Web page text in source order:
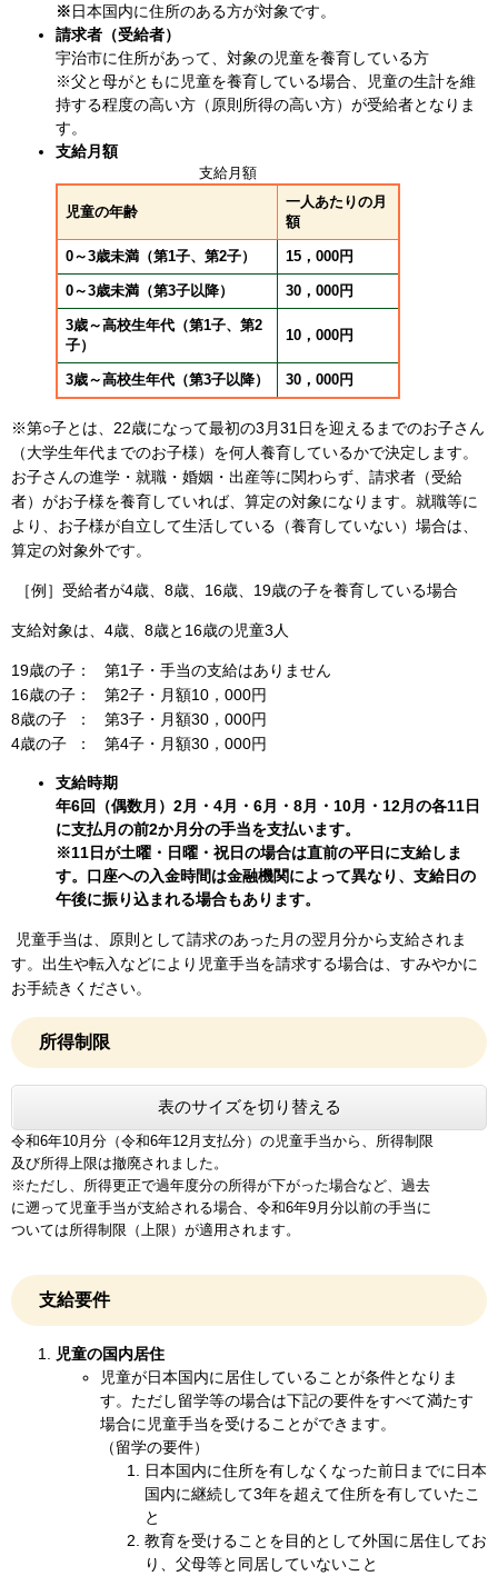
※日本国内に住所のある方が対象です。​
請求者（受給者）
宇治市に住所があって、対象の児童を養育している方
※父と母がともに児童を養育している場合、児童の生計を維
持する程度の高い方（原則所得の高い方）が受給者となりま
す。
支給月額
支給月額
児童の年齢
一人あたりの月
額
0～3歳未満（第1子、第2子） 15，000円
0～3歳未満（第3子以降） 30，000円
3歳～高校生年代（第1子、第2
子）
10，000円
3歳～高校生年代（第3子以降） 30，000円
※第○子とは、22歳になって最初の3月31日を迎えるまでのお子さん
（大学生年代までのお子様）​を何人養育しているかで決定します。
お子さんの進学・就職・婚姻・出産等に関わらず、請求者（受給
者）がお子様を養育していれば、算定の対象になります。就職等に
より、お子様が自立して生活している（養育していない）場合は、
算定の対象外です。​
［例］受給者が4歳、8歳、16歳、19歳の子を養育している場合
支給対象は、4歳、8歳と16歳の児童3人
19歳の子： 第1子・手当の支給はありません
16歳の子： 第2子・月額10，000円
8歳の子 ： 第3子・月額30，000円
4歳の子 ： 第4子・月額30，000円
支給時期
年6回（偶数月）2月・4月・6月・8月・10月・12月の各11日
に支払月の前2か月分の手当を支払います​。
※11日が土曜・日曜・祝日の場合は直前の平日 に支給しま
す。 口座への入金時間は金融機関によって異なり、支給日の
午後に振り込まれる場合もあります。​
児童手当は、原則として請求のあった月の翌月分から支給されま
す。出生や転入などにより児童手当を請求する場合は、すみやかに
お手続きください。
所得制限
表のサイズを切り替える
令和6年10月分（令和6年12月支払分）の児童手当から、所得制限
及び所得上限は撤廃されました。
※ただし、所得更正で過年度分の所得が下がった場合など、過去
に遡って児童手当が支給される場合、令和6年9月分以前の手当に
ついては所得制限（上限）が適用されます。
支給要件
児童の国内居住
児童が日本国内に居住していることが条件となりま
す。ただし留学等の場合は下記の要件をすべて満たす
場合に児童手当を受けることができます。
（留学の要件）
日本国内に住所を有しなくなった前日までに日本
国内に継続して3年を超えて住所を有していたこ
と
教育を受けることを目的として外国に居住してお
り、父母等と同居していないこと